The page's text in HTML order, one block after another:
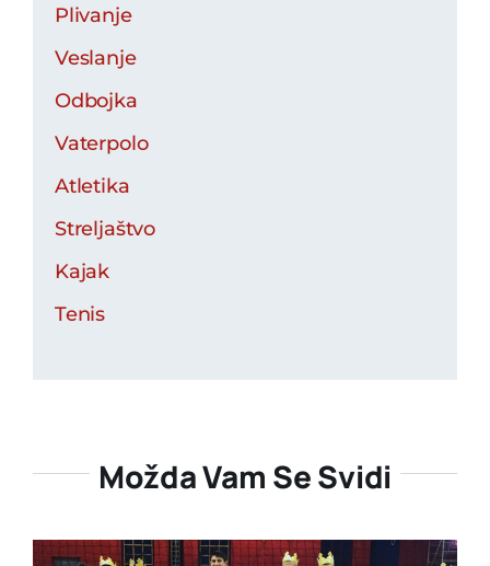
Plivanje
Veslanje
Odbojka
Vaterpolo
Atletika
Streljaštvo
Kajak
Tenis
Možda Vam Se Svidi